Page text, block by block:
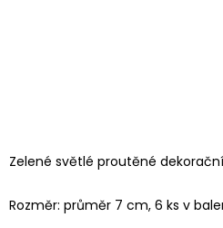
Zelené světlé proutěné
Rozměr: průměr 7 cm, 6 ks v